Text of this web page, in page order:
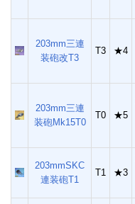
203mm三連
装砲改T3
T3 ★4
203mm三連
装砲Mk15T0
T0 ★5
203mmSKC
連装砲T1
T1 ★3